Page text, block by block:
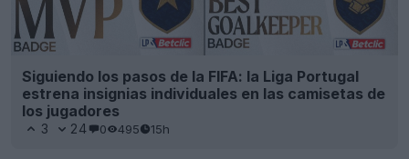
Siguiendo los pasos de la FIFA: la Liga Portugal
estrena insignias individuales en las camisetas de
los jugadores
3 24 0 495 15h